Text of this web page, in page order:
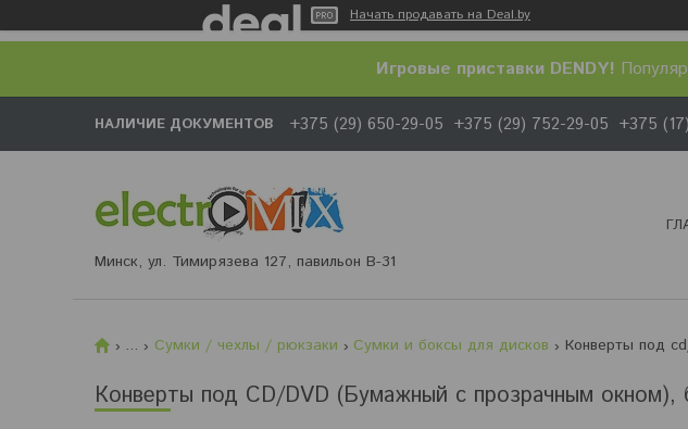
Начать продавать на Deal.by
Игровые приставки DENDY!
НАЛИЧИЕ ДОКУМЕНТОВ +375 (29) 650-29-05 +375 (29) 752-29-05 +375
Минск, ул. Тимирязева 127, павильон В-31
... Сумки / чехлы / рюкзаки Сумки и боксы для дисков
Конверты под CD/DVD (Бумажный с прозрачным окном),